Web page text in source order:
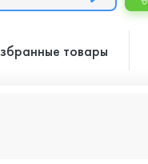
товары